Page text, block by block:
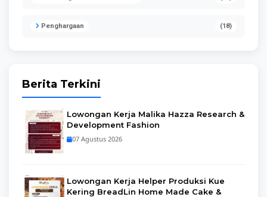
Penghargaan (18)
Berita Terkini
Lowongan Kerja Malika Hazza Research &
Development Fashion
07 Agustus 2026
Lowongan Kerja Helper Produksi Kue
Kering BreadLin Home Made Cake &